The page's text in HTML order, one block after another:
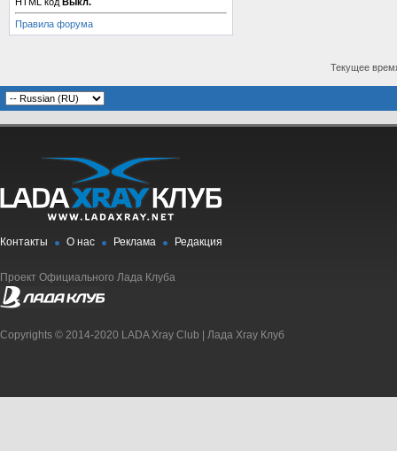
Правила форума
Текущее
Контакты О нас Реклама Редакция
Проект Официального Лада Клуба
Copyrights © 2014-2020 LADA Xray Club | Лада Xray Клуб